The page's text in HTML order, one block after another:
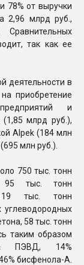
78% от выручки
2,96 млрд руб.,
так как ее
деятельности в
приобретение
и
(1,85 млрд руб.),
Alpek (184 млн
млн руб.).
750 тыс. тонн
95 тыс. тонн
тыс. тонн
58 тыс. тонн
таким образом
ПЭВД, 14%
бисфенола-А.